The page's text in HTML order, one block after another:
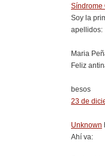
Síndrome
Soy la
apellidos:
Maria
Feliz
besos
23 de
Unknown
Ahí va: